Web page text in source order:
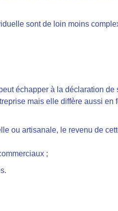
sont de loin moins
échapper à la déclaration de
mais elle diffère aussi en
ou artisanale, le revenu de
;